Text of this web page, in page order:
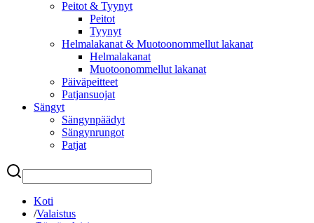
Peitot & Tyynyt
Peitot
Tyynyt
Helmalakanat & Muotoonommellut lakanat
Helmalakanat
Muotoonommellut lakanat
Päiväpeitteet
Patjansuojat
Sängyt
Sängynpäädyt
Sängynrungot
Patjat
Etsi
Koti
/Valaistus